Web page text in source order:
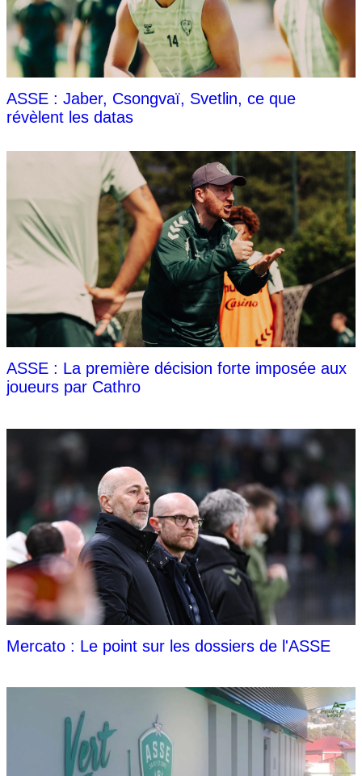
ASSE : Jaber, Csongvaï, Svetlin, ce que
révèlent les datas
ASSE : La première décision forte imposée aux
joueurs par Cathro
Mercato : Le point sur les dossiers de l'ASSE